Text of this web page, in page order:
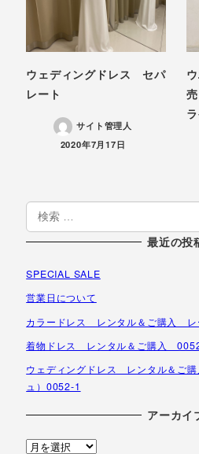
ウェディングドレス セパ
レート
サイト管理人
投稿日
2020年7月17日
検
索
最近の投
SPECIAL SALE
営業日について
カラードレス レンタル＆ご購入 レ
着物ドレス レンタル＆ご購入
ウェディングドレス レンタル＆ご
ュ）0052-1
アーカイ
ア